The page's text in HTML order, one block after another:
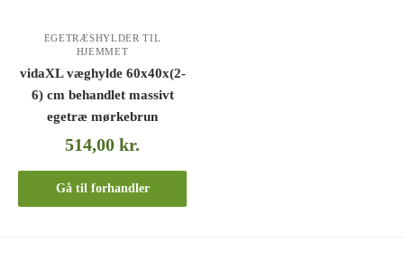
EGETRÆSHYLDER TIL
HJEMMET
vidaXL væghylde 60x40x(2-
6) cm behandlet massivt
egetræ mørkebrun
514,00kr.
Gå til forhandler